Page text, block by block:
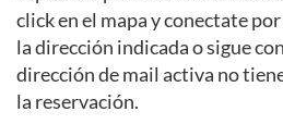
click en el mapa y conectate
la dirección indicada o sigue
dirección de mail activa no
la reservación.